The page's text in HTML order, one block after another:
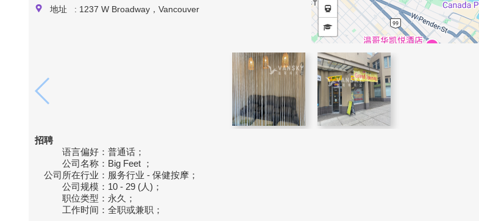
地址 : 1237 W Broadway，Vancouver
招聘
语言偏好： 普通话；
公司名称： Big Feet ；
公司所在行业： 服务行业 - 保健按摩；
公司规模： 10 - 29 (人)；
职位类型： 永久；
工作时间： 全职或兼职；